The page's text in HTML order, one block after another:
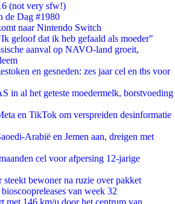
(not very sfw!)
de Dag #1980
naar Nintendo Switch
geloof dat ik heb gefaald als moeder"
aanval op NAVO-land groeit,
en gesneden: zes jaar cel en tbs voor
in al het geteste moedermelk, borstvoeding
en TikTok om verspreiden desinformatie
Arabië en Jemen aan, dreigen met
cel voor afpersing 12-jarige
steekt bewoner na ruzie over pakket
van week 32
met 146 km/u door het centrum van